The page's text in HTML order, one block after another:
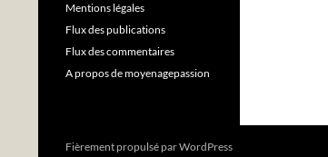
Mentions légales
Flux des publications
Flux des commentaires
A propos de moyenagepassion
Fièrement propulsé par WordPress